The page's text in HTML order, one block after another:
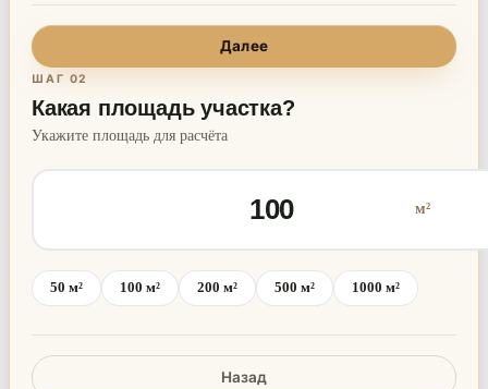
Далее
ШАГ 02
Какая площадь участка?
Укажите площадь для расчёта
м²
50 м² 100 м² 200 м² 500 м² 1000 м²
Назад